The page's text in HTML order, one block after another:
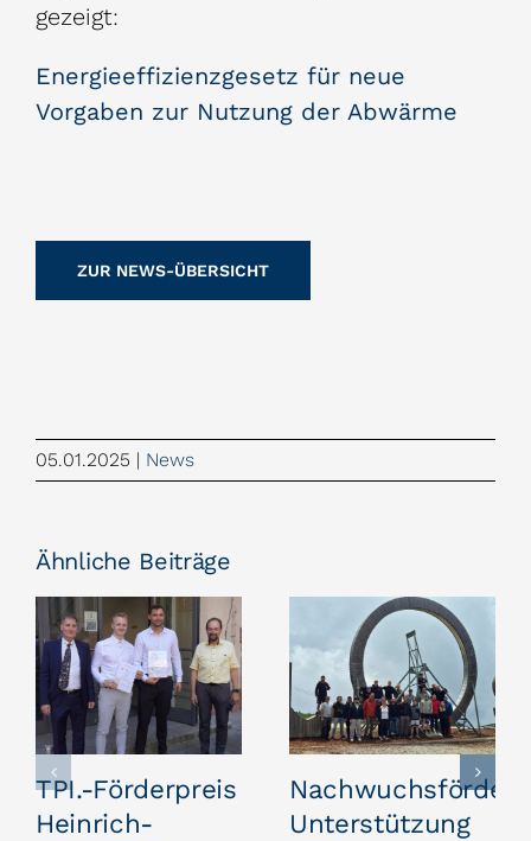
gezeigt:
Energieeffizienzgesetz für neue
Vorgaben zur Nutzung der Abwärme
ZUR NEWS-ÜBERSICHT
05.01.2025 | News
Ähnliche Beiträge
TPI.-Förderpreis
Heinrich-
Unterstützung